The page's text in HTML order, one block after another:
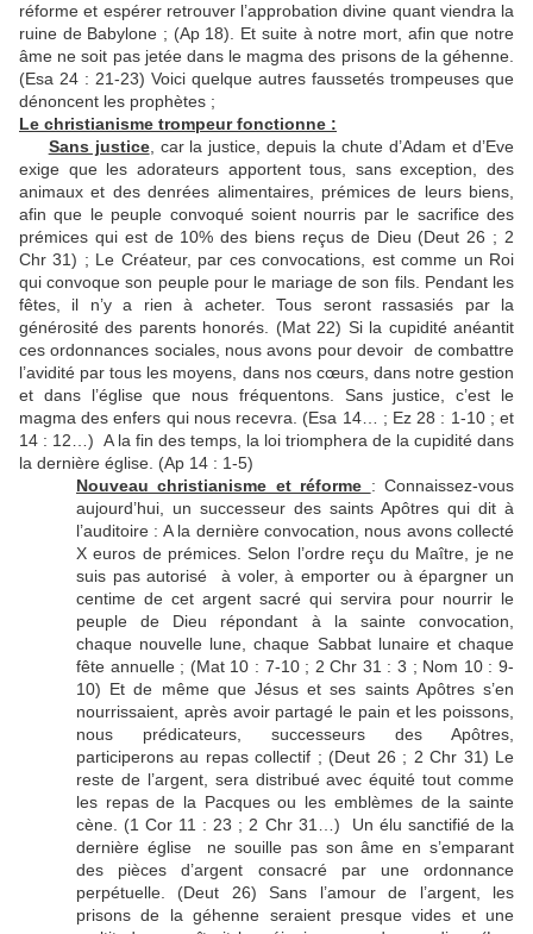
réforme et espérer retrouver l’approbation divine quant viendra la
ruine de Babylone ; (Ap 18). Et suite à notre mort, afin que notre
âme ne soit pas jetée dans le magma des prisons de la géhenne.
(Esa 24 : 21-23) Voici quelque autres faussetés trompeuses que
dénoncent les prophètes ;
Le christianisme trompeur fonctionne :
Sans justice, car la justice, depuis la chute d’Adam et d’Eve
exige que les adorateurs apportent tous, sans exception, des
animaux et des denrées alimentaires, prémices de leurs biens,
afin que le peuple convoqué soient nourris par le sacrifice des
prémices qui est de 10% des biens reçus de Dieu (Deut 26 ; 2
Chr 31) ; Le Créateur, par ces convocations, est comme un Roi
qui convoque son peuple pour le mariage de son fils. Pendant les
fêtes, il n’y a rien à acheter. Tous seront rassasiés par la
générosité des parents honorés. (Mat 22) Si la cupidité anéantit
ces ordonnances sociales, nous avons pour devoir de combattre
l’avidité par tous les moyens, dans nos cœurs, dans notre gestion
et dans l’église que nous fréquentons. Sans justice, c’est le
magma des enfers qui nous recevra. (Esa 14… ; Ez 28 : 1-10 ; et
14 : 12…) A la fin des temps, la loi triomphera de la cupidité dans
la dernière église. (Ap 14 : 1-5)
Nouveau christianisme et réforme : Connaissez-vous
aujourd’hui, un successeur des saints Apôtres qui dit à
l’auditoire : A la dernière convocation, nous avons collecté
X euros de prémices. Selon l’ordre reçu du Maître, je ne
suis pas autorisé à voler, à emporter ou à épargner un
centime de cet argent sacré qui servira pour nourrir le
peuple de Dieu répondant à la sainte convocation,
chaque nouvelle lune, chaque Sabbat lunaire et chaque
fête annuelle ; (Mat 10 : 7-10 ; 2 Chr 31 : 3 ; Nom 10 : 9-
10) Et de même que Jésus et ses saints Apôtres s’en
nourrissaient, après avoir partagé le pain et les poissons,
nous prédicateurs, successeurs des Apôtres,
participerons au repas collectif ; (Deut 26 ; 2 Chr 31) Le
reste de l’argent, sera distribué avec équité tout comme
les repas de la Pacques ou les emblèmes de la sainte
cène. (1 Cor 11 : 23 ; 2 Chr 31…) Un élu sanctifié de la
dernière église ne souille pas son âme en s’emparant
des pièces d’argent consacré par une ordonnance
perpétuelle. (Deut 26) Sans l’amour de l’argent, les
prisons de la géhenne seraient presque vides et une